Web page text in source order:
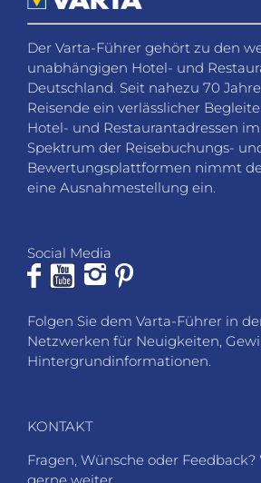
Der Varta-Führer gehört zu den
unabhängigen Hotel- und
Deutschland. Seit nahezu 70
Reisende ein verlässlicher
Hotel- und Restaurantadressen
Spektrum der Reisebuchungs-
Bewertungsplattformen nimmt
eine Ausnahmestellung ein.
Social Media
Folgen Sie dem Varta-Führer in
Netzwerken für Neuigkeiten,
Hintergrundinformationen.
KONTAKT
Fragen, Wünsche oder
gerne weiter.